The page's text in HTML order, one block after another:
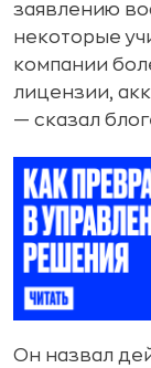
заявлению
некоторые
компании
лицензии,
— сказал
Он назвал